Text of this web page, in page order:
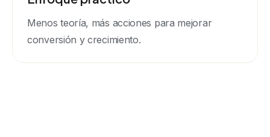
Menos teoría, más acciones para mejorar
conversión y crecimiento.